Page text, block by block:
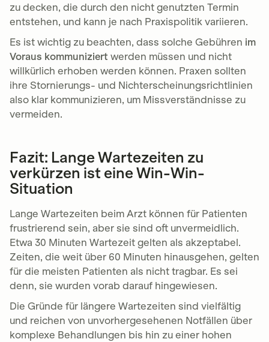
zu decken, die durch den nicht genutzten Termin
entstehen, und kann je nach Praxispolitik variieren.
Es ist wichtig zu beachten, dass solche Gebühren im
Voraus kommuniziert werden müssen und nicht
willkürlich erhoben werden können. Praxen sollten
ihre Stornierungs- und Nichterscheinungsrichtlinien
also klar kommunizieren, um Missverständnisse zu
vermeiden.
Fazit: Lange Wartezeiten zu
verkürzen ist eine Win-Win-
Situation
Lange Wartezeiten beim Arzt können für Patienten
frustrierend sein, aber sie sind oft unvermeidlich.
Etwa 30 Minuten Wartezeit gelten als akzeptabel.
Zeiten, die weit über 60 Minuten hinausgehen, gelten
für die meisten Patienten als nicht tragbar. Es sei
denn, sie wurden vorab darauf hingewiesen.
Die Gründe für längere Wartezeiten sind vielfältig
und reichen von unvorhergesehenen Notfällen über
komplexe Behandlungen bis hin zu einer hohen